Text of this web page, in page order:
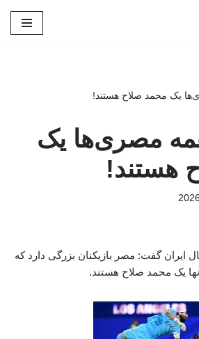
یک محمد صلاح هستند!
همه مصری‌ها یک
هستند!
ایران گفت: مصر بازیکنان بزرگی دارد که
یک محمد صلاح هستند.